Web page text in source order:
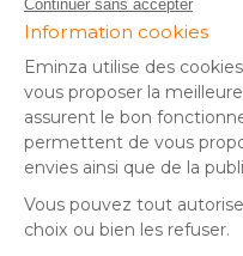
Suivez-nous sur :
© Copyright 2025 Eminza |
* Vous disposez de 30 jours